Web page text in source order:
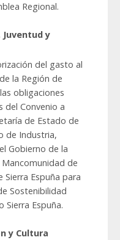
Regional.
y
del gasto al
la Región de
obligaciones
del Convenio a
de Estado de
de Industria,
Gobierno de la
de
Sierra Espuña para
Sostenibilidad
Espuña.
y Cultura